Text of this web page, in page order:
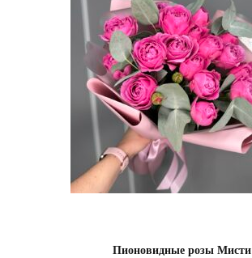
Пионовидные розы Мисти